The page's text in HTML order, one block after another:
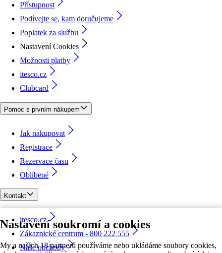
Nastavení soukromí a cookies
My a našich 18 partnerů používáme nebo ukládáme soubory cookies,
Přístupnost
Podívejte se, kam doručujeme
Poplatek za službu
Nastavení Cookies
Možnosti platby
itesco.cz
Clubcard
Pomoc s prvním nákupem
Jak nakupovat
Registrace
Rezervace času
Oblíbené
Kontakt
itesco.cz
Zákaznické centrum - 800 222 555
Naše obchody